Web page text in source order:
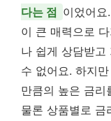
다는 점 이었어
이 큰 매력으로
나 쉽게 상담받고
수 없어요. 하지
만큼의 높은 금리
물론 상품별로 금